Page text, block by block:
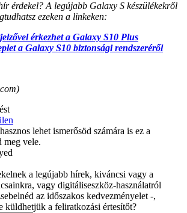
érdekel? A legújabb Galaxy S készülékekről
ezeken a linkeken:
érkezhet a Galaxy S10 Plus
a Galaxy S10 biztonsági rendszeréről
lehet ismerősöd számára is ez a
meg vele.
a legújabb hírek, kiváncsi vagy a
vagy digitáliseszköz-használatról
az időszakos kedvezményelet -,
küldhetjük a feliratkozási értesítőt?